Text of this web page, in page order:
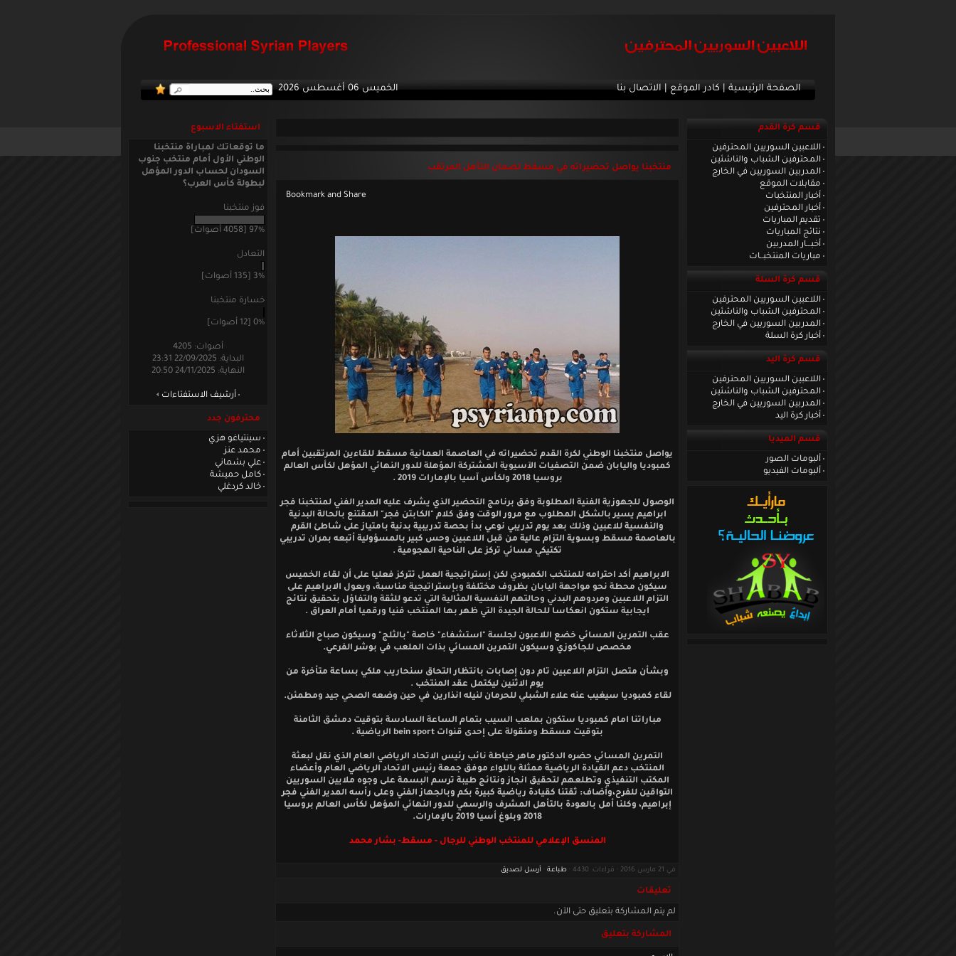
الخميس 06 أغسطس 2026 الصفحة الرئيسية|كادر الموقع|الاتصال بنا
قسم كرة القدم
اللاعبين السوريين المحترفين
المحترفين الشباب والناشئين
المدربين السوريين في الخارج
مقابلات الموقع
أخبار المنتخبات
أخبار المحترفين
تقديم المباريات
نتائج المباريات
أخبـــار المدربين
مباريات المنتخبــات
قسم كرة السلة
اللاعبين السوريين المحترفين
المحترفين الشباب والناشئين
المدربين السوريين في الخارج
أخبار كرة السلة
قسم كرة اليد
اللاعبين السوريين المحترفين
المحترفين الشباب والناشئين
المدربين السوريين في الخارج
أخبار كرة اليد
قسم الميديا
ألبومات الصور
ألبومات الفيديو
منتخبنا يواصل تحضيراته في مسقط لضمان التأهل المرتقب
يواصل منتخبنا الوطني لكرة القدم تحضيراته في العاصمة العمانية مسقط للقاءين المرتقبين أمام
كمبوديا واليابان ضمن التصفيات الآسيوية المشتركة المؤهلة للدور النهائي المؤهل لكأس العالم
بروسيا 2018 ولكأس آسيا بالإمارات 2019 .
الوصول للجهوزية الفنية المطلوبة وفق برنامج التحضير الذي يشرف عليه المدير الفني لمنتخبنا فجر
ابراهيم يسير بالشكل المطلوب مع مرور الوقت وفق كلام "الكابتن فجر" المقتنع بالحالة البدنية
والنفسية للاعبين وذلك بعد يوم تدريبي نوعي بدأ بحصة تدريبية بدنية بامتياز على شاطئ القرم
بالعاصمة مسقط وبسوية التزام عالية من قبل اللاعبين وحس كبير بالمسؤولية أتبعه بمران تدريبي
تكتيكي مسائي تركز على الناحية الهجومية .
الابراهيم أكد احترامه للمنتخب الكمبودي لكن إستراتيجية العمل تتركز فعليا على أن لقاء الخميس
سيكون محطة نحو مواجهة اليابان بظروف مختلفة وبإستراتيجية مناسبة، ويعول الابراهيم على
التزام اللاعبين ومردوهم البدني وحالتهم النفسية المثالية التي تدعو للثقة والتفاؤل بتحقيق نتائج
ايجابية ستكون انعكاسا للحالة الجيدة التي ظهر بها المنتخب فنيا ورقميا أمام العراق .
عقب التمرين المسائي خضع اللاعبون لجلسة "استشفاء" خاصة "بالثلج" وسيكون صباح الثلاثاء
مخصص للجاكوزي وسيكون التمرين المسائي بذات الملعب في بوشر الفرعي.
وبشأن متصل التزام اللاعبين تام دون إصابات بانتظار التحاق سنحاريب ملكي بساعة متأخرة من
يوم الاثنين ليكتمل عقد المنتخب .
لقاء كمبوديا سيغيب عنه علاء الشبلي للحرمان لنيله انذارين في حين وضعه الصحي جيد ومطمئن.
مباراتنا امام كمبوديا ستكون بملعب السيب بتمام الساعة السادسة بتوقيت دمشق الثامنة
بتوقيت مسقط ومنقولة على إحدى قنوات bein sport الرياضية .
التمرين المسائي حضره الدكتور ماهر خياطة نائب رئيس الاتحاد الرياضي العام الذي نقل لبعثة
المنتخب دعم القيادة الرياضية ممثلة باللواء موفق جمعة رئيس الاتحاد الرياضي العام وأعضاء
المكتب التنفيذي وتطلعهم لتحقيق انجاز ونتائج طيبة ترسم البسمة على وجوه ملايين السوريين
التواقين للفرح،وأضاف: ثقتنا كقيادة رياضية كبيرة بكم وبالجهاز الفني وعلى رأسه المدير الفني فجر
إبراهيم، وكلنا أمل بالعودة بالتأهل المشرف والرسمي للدور النهائي المؤهل لكأس العالم بروسيا
2018 وبلوغ أسيا 2019 بالإمارات.
المنسق الإعلامي للمنتخب الوطني للرجال - مسقط- بشار محمد
في 21 مارس 2016 · قراءات: 4430 · طباعة أرسل لصديق
تعليقات
لم يتم المشاركة بتعليق حتى الآن.
المشاركة بتعليق
استفتاء الاسبوع
ما توقعاتك لمباراة منتخبنا
الوطني الأول أمام منتخب جنوب
السودان لحساب الدور المؤهل
لبطولة كأس العرب؟
فوز منتخبنا
97% [4058 أصوات]
التعادل
3% [135 أصوات]
خسارة منتخبنا
0% [12 أصوات]
أصوات: 4205
البداية: 22/09/2025 23:31
النهاية: 24/11/2025 20:50
أرشيف الاستفتاءات
محترفون جدد
سينتياغو هزي
محمد عنز
علي بشماني
كامل حميشة
خالد كردغلي